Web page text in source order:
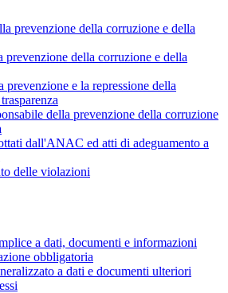
prevenzione della corruzione e della
prevenzione della corruzione e della
prevenzione e la repressione della
della prevenzione della corruzione
dall'ANAC ed atti di adeguamento a
delle violazioni
a dati, documenti e informazioni
obbligatoria
a dati e documenti ulteriori